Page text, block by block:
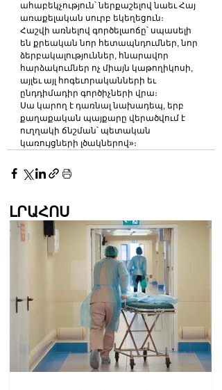
ահաբեկչություն՝ ներքաշելով նաեւ Հայ
առաքելական սուրբ եկեղեցուն։
Հաշվի առնելով գործելաոճը՝ սպասելի
են քրեական նոր հետապնդումներ, նոր
ձերբակալություններ, հնարավոր
հարձակումներ ոչ միայն կաթողիկոսի,
այլեւ այլ հոգեւորականների եւ
ընդդիմադիր գործիչների վրա։
Սա կարող է դառնալ նախադեպ, երբ
քաղաքական պայքարը վերածվում է
ուղղակի ճնշման՝ պետական
կառույցների լծակներով»։
ԼՐԱՀՈՍ